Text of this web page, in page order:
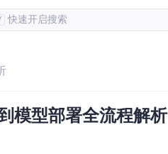
快速开启搜索
模型部署全流程解析